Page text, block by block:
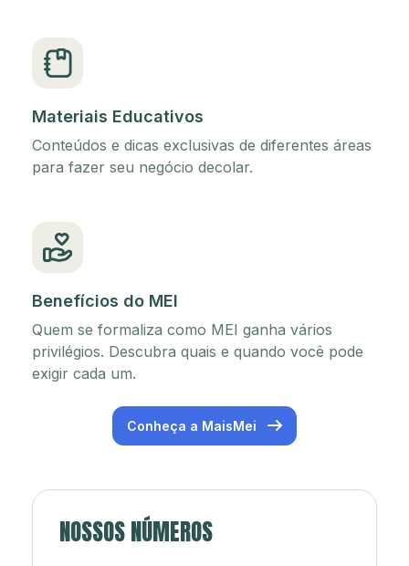
Materiais Educativos
Conteúdos e dicas exclusivas de diferentes áreas
para fazer seu negócio decolar.
Benefícios do MEI
Quem se formaliza como MEI ganha vários
privilégios. Descubra quais e quando você pode
exigir cada um.
Conheça a MaisMei
NOSSOS NÚMEROS